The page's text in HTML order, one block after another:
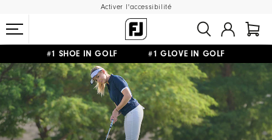
Activer l'accessibilité
#1 SHOE IN GOLF #1 GLOVE IN GOLF
LIVRAISON OFFERTEDÈS 99€+&RETOUR GRATUIT